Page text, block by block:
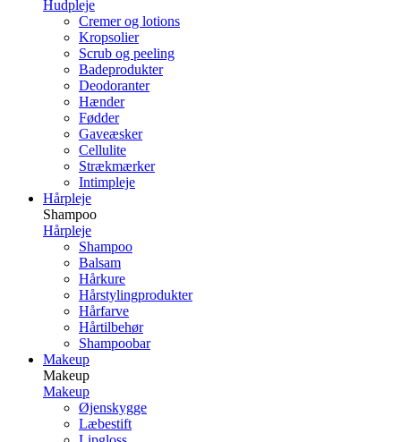
Hudpleje
Cremer og lotions
Kropsolier
Scrub og peeling
Badeprodukter
Deodoranter
Hænder
Fødder
Gaveæsker
Cellulite
Strækmærker
Intimpleje
Hårpleje
Shampoo
Hårpleje
Shampoo
Balsam
Hårkure
Hårstylingprodukter
Hårfarve
Hårtilbehør
Shampoobar
Makeup
Makeup
Makeup
Øjenskygge
Læbestift